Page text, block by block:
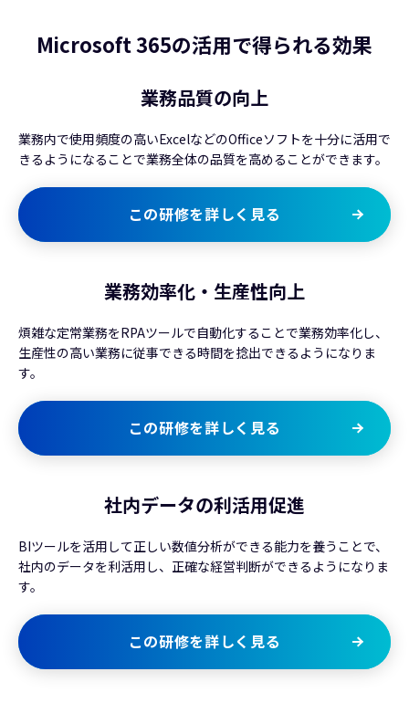
Microsoft 365の活用で得られる効果
業務品質の向上
業務内で使用頻度の高いExcelなどのOfficeソフトを十分に活用で
きるようになることで業務全体の品質を高めることができます。
この研修を詳しく見る
業務効率化・生産性向上
煩雑な定常業務をRPAツールで自動化することで業務効率化し、
生産性の高い業務に従事できる時間を捻出できるようになりま
す。
この研修を詳しく見る
社内データの利活用促進
BIツールを活用して正しい数値分析ができる能力を養うことで、
社内のデータを利活用し、正確な経営判断ができるようになりま
す。
この研修を詳しく見る